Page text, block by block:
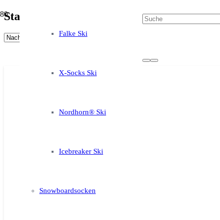
Falke Ski
X-Socks Ski
Nordhorn® Ski
Icebreaker Ski
Snowboardsocken
Stance